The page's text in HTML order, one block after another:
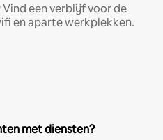
Vind een verblijf voor de
en aparte werkplekken.
met diensten?